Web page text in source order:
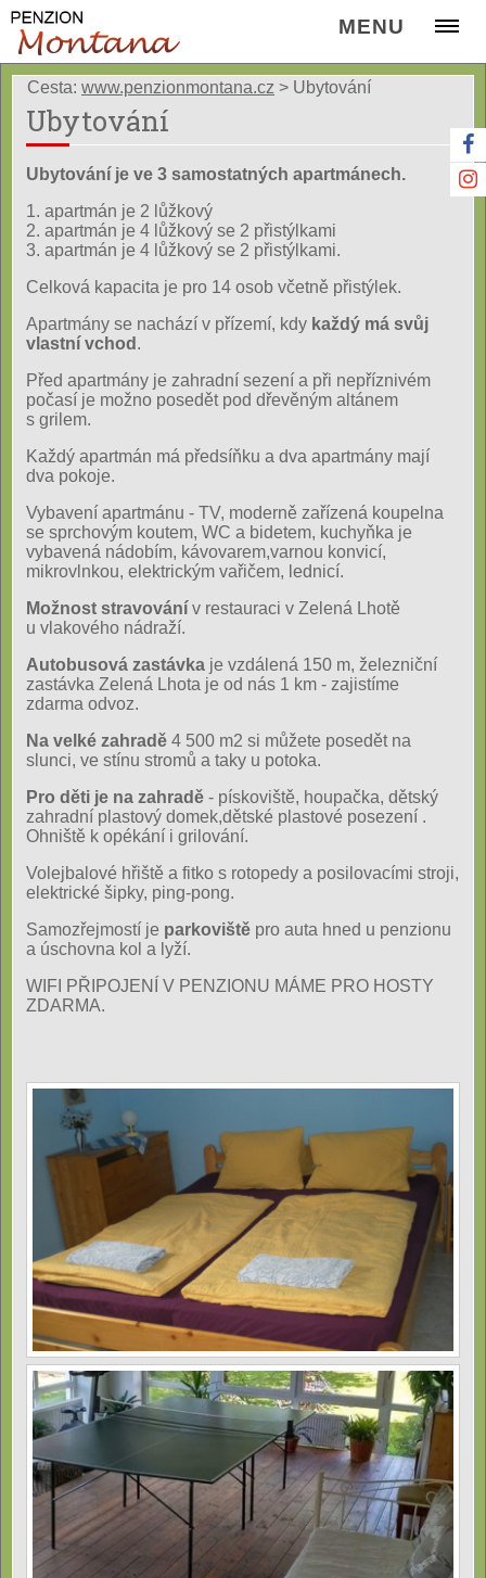
MENU
Cesta: www.penzionmontana.cz > Ubytování
Ubytování
Ubytování je ve 3 samostatných apartmánech.
1. apartmán je 2 lůžkový
2. apartmán je 4 lůžkový se 2 přistýlkami
3. apartmán je 4 lůžkový se 2 přistýlkami.
Celková kapacita je pro 14 osob včetně přistýlek.
Apartmány se nachází v přízemí, kdy každý má svůj
vlastní vchod .
Před apartmány je zahradní sezení a při nepříznivém
počasí je možno posedět pod dřevěným altánem
s grilem.
Každý apartmán má předsíňku a dva apartmány mají
dva pokoje.
Vybavení apartmánu - TV, moderně zařízená koupelna
se sprchovým koutem, WC a bidetem, kuchyňka je
vybavená nádobím, kávovarem,varnou konvicí,
mikrovlnkou, elektrickým vařičem, lednicí.
Možnost stravování v restauraci v Zelená Lhotě
u vlakového nádraží.
Autobusová zastávka je vzdálená 150 m, železniční
zastávka Zelená Lhota je od nás 1 km - zajistíme
zdarma odvoz.
Na velké zahradě 4 500 m2 si můžete posedět na
slunci, ve stínu stromů a taky u potoka.
Pro děti je na zahradě - pískoviště, houpačka, dětský
zahradní plastový domek,dětské plastové posezení .
Ohniště k opékání i grilování.
Volejbalové hřiště a fitko s rotopedy a posilovacími stroji,
elektrické šipky, ping-pong.
Samozřejmostí je parkoviště pro auta hned u penzionu
a úschovna kol a lyží.
WIFI PŘIPOJENÍ V PENZIONU MÁME PRO HOSTY
ZDARMA.